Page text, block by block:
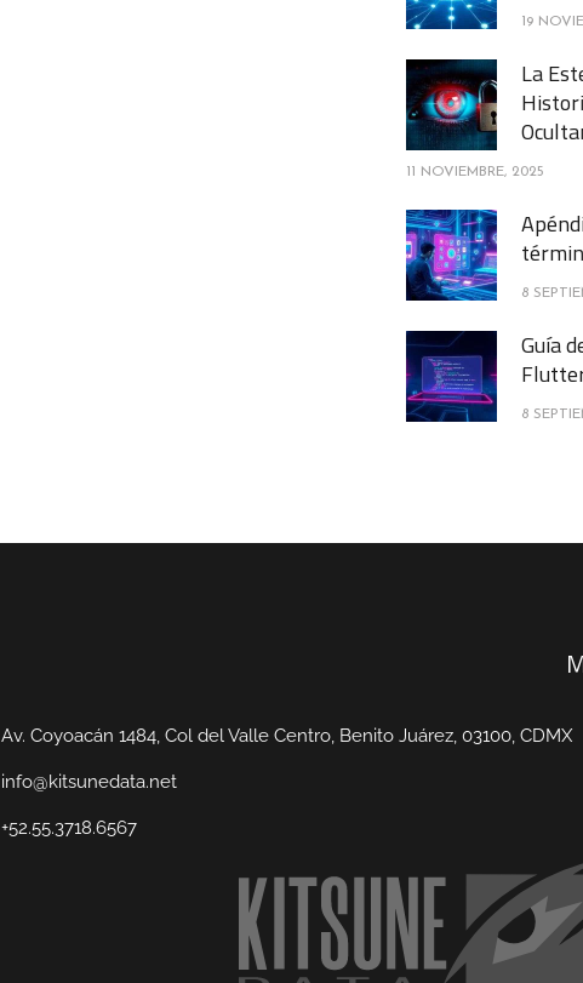
19
La
11 NOVIEMBRE, 2025
8
Guía
8
Av. Coyoacán 1484, Col del Valle Centro, Benito Juárez, 03100, CDMX
info@kitsunedata.net
+52.55.3718.6567